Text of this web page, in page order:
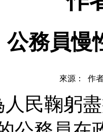
公務員慢
來源： 作
民鞠躬盡